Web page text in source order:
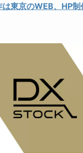
東京のWEB、HP制